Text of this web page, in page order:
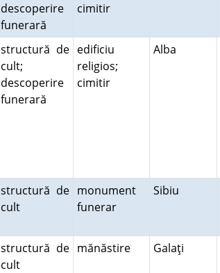
descoperire
funerară
cimitir
structură de
cult;
descoperire
funerară
edificiu
religios;
cimitir
Alba
structură de
cult
monument
funerar
Sibiu
structură de
cult
mănăstire Galaţi